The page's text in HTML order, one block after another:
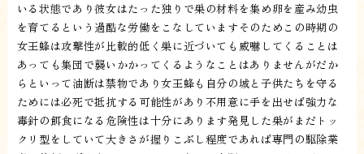
いる状態であり彼女はたった独りで巣の材料を集め卵を産み幼虫
を育てるという過酷な労働をこなしていますそのためこの時期の
女王蜂は攻撃性が比較的低く巣に近づいても威嚇してくることは
あっても集団で襲いかかってくるようなことはありませんがだか
らといって油断は禁物であり女王蜂も自分の城と子供たちを守る
ためには必死で抵抗する可能性があり不用意に手を出せば強力な
毒針の餌食になる危険性は十分にあります発見した巣がまだトッ
クリ型をしていて大きさが握りこぶし程度であれば専門の駆除業